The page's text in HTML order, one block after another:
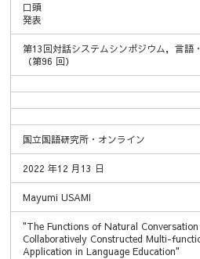
口頭
発表
第13回対話システムシンポジウム，言語
（第96 回）
国立国語研究所・オンライン
2022 年12 月13 日
Mayumi USAMI
"The Functions of Natural
Collaboratively Constructed Multi-
Application in Language Education"